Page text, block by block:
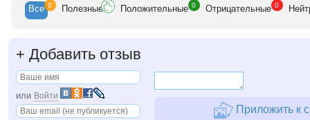
Все 0 Полезные Положительные 0 Отрицательные 0
+ Добавить отзыв
или Войти
Приложить к